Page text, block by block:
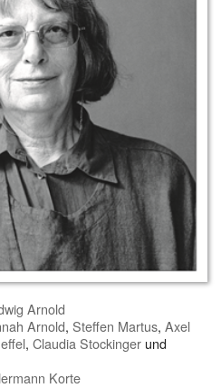
Arnold
Arnold, Steffen Martus, Axel
, Claudia Stockinger und
Korte